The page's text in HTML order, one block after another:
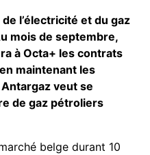
l’électricité et du gaz
mois de septembre,
à Octa+ les contrats
maintenant les
veut se
de gaz pétroliers
belge durant 10